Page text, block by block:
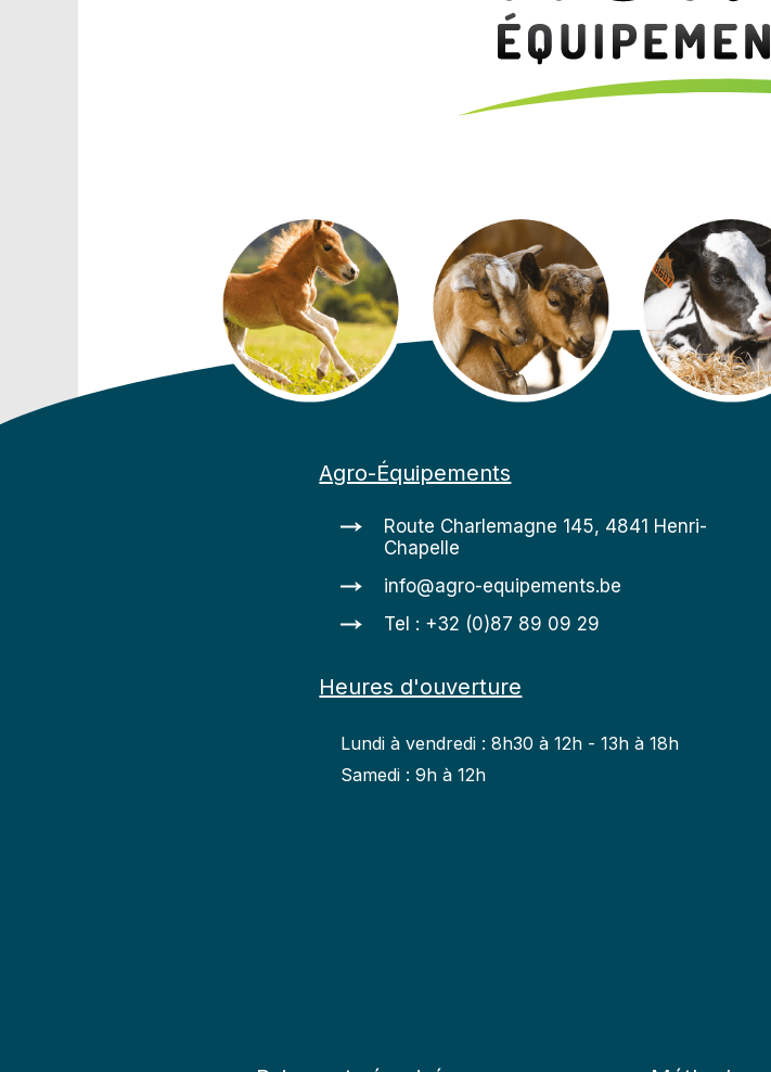
Agro-Équipements
Route Charlemagne 145, 4841 Henri-
Chapelle
info@agro-equipements.be
Tel : +32 (0)87 89 09 29
Heures d'ouverture
Lundi à vendredi : 8h30 à 12h - 13h à 18h
Samedi : 9h à 12h